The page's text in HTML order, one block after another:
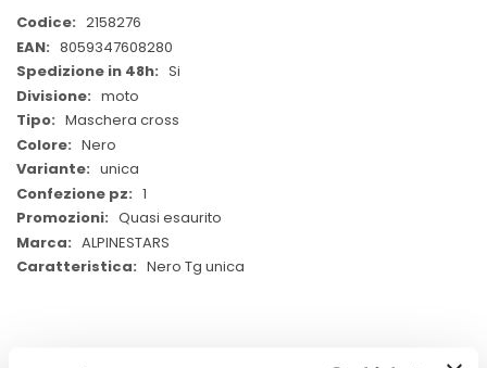
Maggiori
Informazioni
2158276
8059347608280
Si
moto
Maschera cross
Nero
unica
1
Quasi esaurito
ALPINESTARS
Nero Tg unica